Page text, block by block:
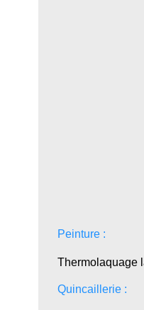
Peinture :
Thermolaquage
Quincaillerie :